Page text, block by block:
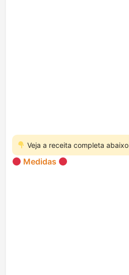
Veja a receita completa abaixo
Medidas